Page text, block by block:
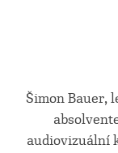
Šimon Bauer,
audiovizuální